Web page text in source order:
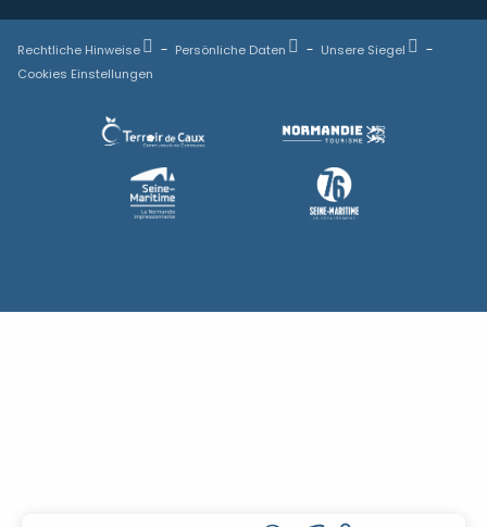
Rechtliche Hinweise Persönliche Daten
Unsere Siegel
Cookies Einstellungen